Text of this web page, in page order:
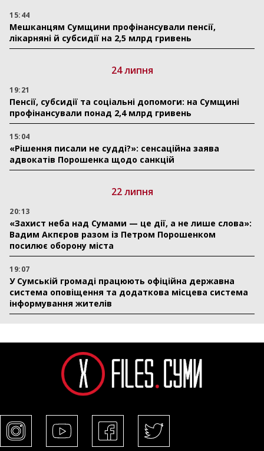
15:44
Мешканцям Сумщини профінансували пенсії,
лікарняні й субсидії на 2,5 млрд гривень
24 липня
19:21
Пенсії, субсидії та соціальні допомоги: на Сумщині
профінансували понад 2,4 млрд гривень
15:04
«Рішення писали не судді?»: сенсаційна заява
адвокатів Порошенка щодо санкцій
22 липня
20:13
«Захист неба над Сумами — це дії, а не лише слова»:
Вадим Акпєров разом із Петром Порошенком
посилює оборону міста
19:07
У Сумській громаді працюють офіційна державна
система оповіщення та додаткова місцева система
інформування жителів